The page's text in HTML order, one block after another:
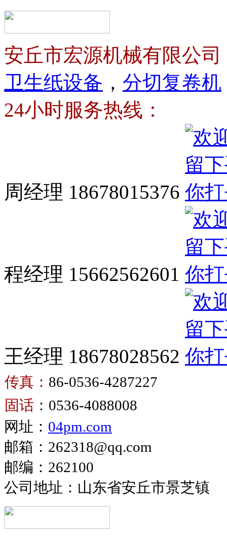
安丘市宏源机械有限公司
卫生纸设备 ， 分切复卷机
24小时服务热线：
周经理 18678015376
程经理 15662562601
王经理 18678028562
生
纸
复
机
传真： 86-0536-4287227
生
纸
生
产
设
备
固话 ：0536-4088008
网址： 04pm.com
邮箱：262318@qq.com
邮编：262100
公司地址：山东省安丘市景芝镇